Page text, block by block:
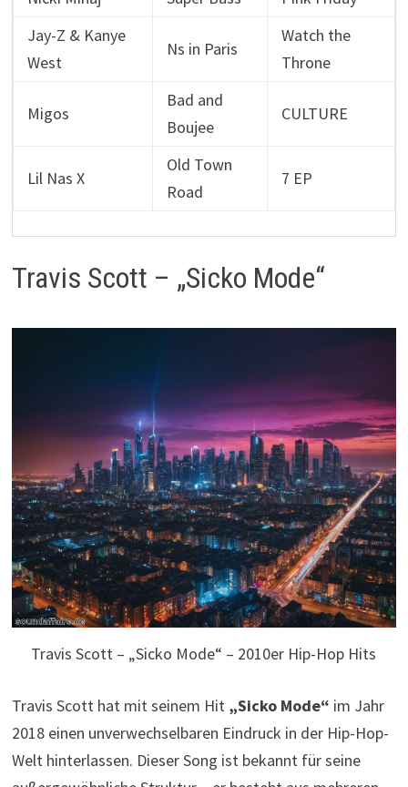
Jay-Z & Kanye
West
Ns in Paris
Watch the
Throne
Migos
Bad and
Boujee
CULTURE
Lil Nas X
Old Town
Road
7 EP
Travis Scott – „Sicko Mode“
Travis Scott – „Sicko Mode“ – 2010er Hip-Hop Hits
Travis Scott hat mit seinem Hit „Sicko Mode“ im Jahr
2018 einen unverwechselbaren Eindruck in der Hip-Hop-
Welt hinterlassen. Dieser Song ist bekannt für seine